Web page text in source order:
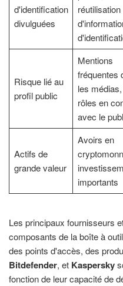
d'identification
divulguées
réutilisation
Risque lié au
profil public
Mentions
fréquentes
les médias,
rôles en
avec le
Actifs de
grande valeur
Avoirs en
importants
Les principaux fournisseurs
composants de la boîte à
des points d'accès, des
Bitdefender, et Kaspersky
fonction de leur capacité de